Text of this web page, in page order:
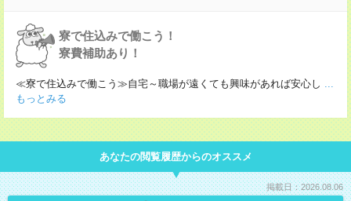
寮で住込みで働こう！
寮費補助あり！
≪寮で住込みで働こう≫自宅～職場が遠くても興味があれば安心し ...
もっとみる
あなたの閲覧履歴からのオススメ
掲載日：2026.08.06